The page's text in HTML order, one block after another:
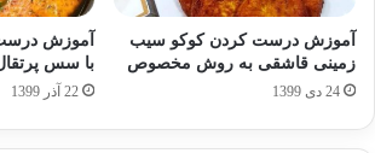
آموزش درست کردن کوکو سیب
زمینی قاشقی به روش مخصوص
24 دی 1399
آموزش
با سس
22 آذر 1399